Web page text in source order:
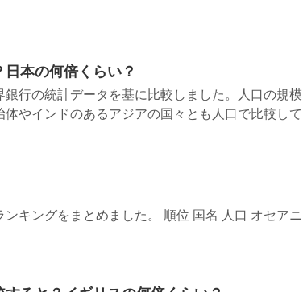
本の何倍くらい？
行の統計データを基に比較しました。人口の規模
やインドのあるアジアの国々とも人口で比較して
キングをまとめました。 順位 国名 人口 オセアニ